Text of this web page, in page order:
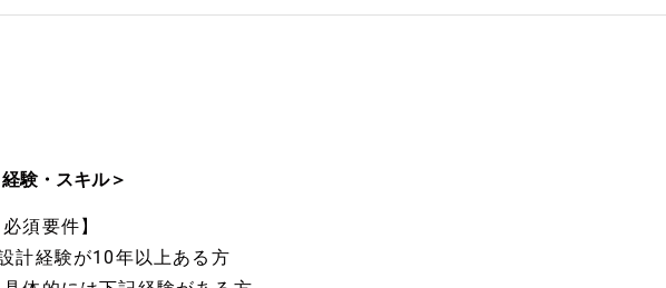
験・スキル＞
須要件】
計経験が10年以上ある方